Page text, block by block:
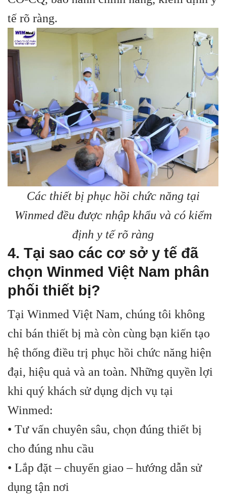
tế rõ ràng.
Các thiết bị phục hồi chức năng tại
Winmed đều được nhập khẩu và có kiểm
định y tế rõ ràng
4. Tại sao các cơ sở y tế đã
chọn Winmed Việt Nam phân
phối thiết bị?
Tại Winmed Việt Nam, chúng tôi không
chỉ bán thiết bị mà còn cùng bạn kiến tạo
hệ thống điều trị phục hồi chức năng hiện
đại, hiệu quả và an toàn. Những quyền lợi
khi quý khách sử dụng dịch vụ tại
Winmed:
• Tư vấn chuyên sâu, chọn đúng thiết bị
cho đúng nhu cầu
• Lắp đặt – chuyển giao – hướng dẫn sử
dụng tận nơi